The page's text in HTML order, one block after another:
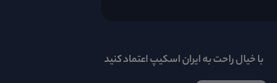
با خیال راحت به ایران اسکیپ اعتماد کنید